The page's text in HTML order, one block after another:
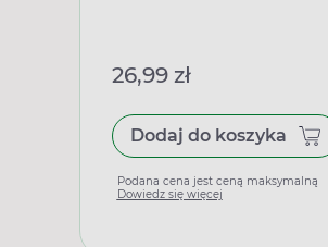
26,99 zł
Dodaj do koszyka
Podana cena jest ceną maksymalną
Dowiedz się więcej